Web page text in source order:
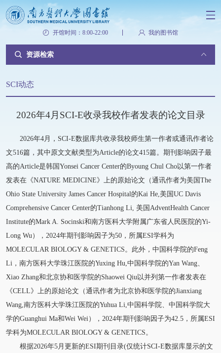
开馆时间：8:00-22:00 我的图书馆
资源检索
SCI动态
2026年4月SCI-E收录我校作者发表的论文目录
2026年4月，SCI-E数据库共收录我校师生第一作者或通讯作者论
文516篇，其中原文文献类型为Article的论文415篇。期刊影响因子最
高的Article是韩国Yonsei Cancer Center的Byoung Chul Cho以第一作者
发表在《NATURE MEDICINE》上的原始论文（通讯作者为美国The
Ohio State University James Cancer Hospital的Kai He,美国UC Davis
Comprehensive Cancer Center的Tianhong Li, 美国AdventHealth Cancer
Institute的Mark A. Socinski和南方医科大学附属广东省人民医院的Yi-
Long Wu），2024年期刊影响因子为50，所属ESI学科为
MOLECULAR BIOLOGY & GENETICS。此外，中国科学院的Feng
Li，南方医科大学珠江医院的Yuxing Hu,中国科学院的Yan Wang、
Xiao Zhang和北京协和医学院的Shaowei Qiu以并列第一作者发表在
《CELL》上的原始论文（通讯作者为北京协和医学院的Jianxiang
Wang,南方医科大学珠江医院的Yuhua Li,中国科学院、中国科学院大
学的Guanghui Ma和Wei Wei），2024年期刊影响因子为42.5，所属ESI
学科为MOLECULAR BIOLOGY & GENETICS。
根据2026年5月更新的ESI期刊目录(仅统计SCI-E数据库显示的文